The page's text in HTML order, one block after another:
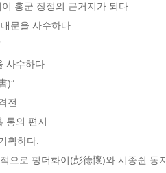
홍군 장정의 근거지가 되다
문을 사수하다
사수하다
)”
전
통의 편지
획하다.
으로 펑더화이(彭德懷)와 시종쉰 동